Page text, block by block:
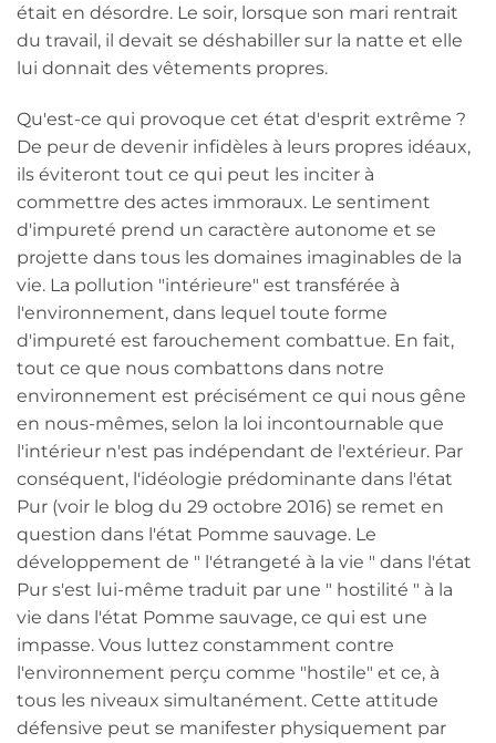
était en désordre. Le soir, lorsque son mari rentrait
du travail, il devait se déshabiller sur la natte et elle
lui donnait des vêtements propres.
Qu'est-ce qui provoque cet état d'esprit extrême ?
De peur de devenir infidèles à leurs propres idéaux,
ils éviteront tout ce qui peut les inciter à
commettre des actes immoraux. Le sentiment
d'impureté prend un caractère autonome et se
projette dans tous les domaines imaginables de la
vie. La pollution "intérieure" est transférée à
l'environnement, dans lequel toute forme
d'impureté est farouchement combattue. En fait,
tout ce que nous combattons dans notre
environnement est précisément ce qui nous gêne
en nous-mêmes, selon la loi incontournable que
l'intérieur n'est pas indépendant de l'extérieur. Par
conséquent, l'idéologie prédominante dans l'état
Pur (voir le blog du 29 octobre 2016) se remet en
question dans l'état Pomme sauvage. Le
développement de " l'étrangeté à la vie " dans l'état
Pur s'est lui-même traduit par une " hostilité " à la
vie dans l'état Pomme sauvage, ce qui est une
impasse. Vous luttez constamment contre
l'environnement perçu comme "hostile" et ce, à
tous les niveaux simultanément. Cette attitude
défensive peut se manifester physiquement par